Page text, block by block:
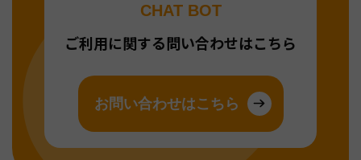
CHAT BOT
ご利用に関する問い合わせはこちら
お問い合わせはこちら